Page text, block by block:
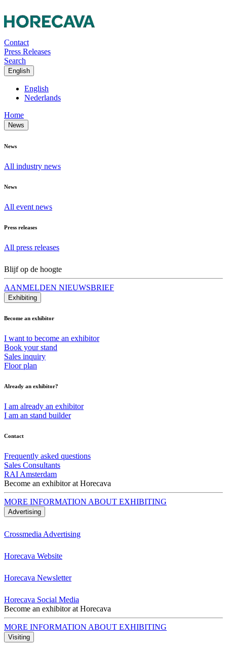
Contact
Press Releases
Search
English
English
Nederlands
Home
News
News
All industry news
News
All event news
Press releases
All press releases
Blijf op de hoogte
AANMELDEN NIEUWSBRIEF
Exhibiting
Become an exhibitor
I want to become an exhibitor
Book your stand
Sales inquiry
Floor plan
Already an exhibitor?
I am already an exhibitor
I am an stand builder
Contact
Frequently asked questions
Sales Consultants
RAI Amsterdam
Become an exhibitor at Horecava
MORE INFORMATION ABOUT EXHIBITING
Advertising
Crossmedia Advertising
Horecava Website
Horecava Newsletter
Horecava Social Media
Become an exhibitor at Horecava
MORE INFORMATION ABOUT EXHIBITING
Visiting